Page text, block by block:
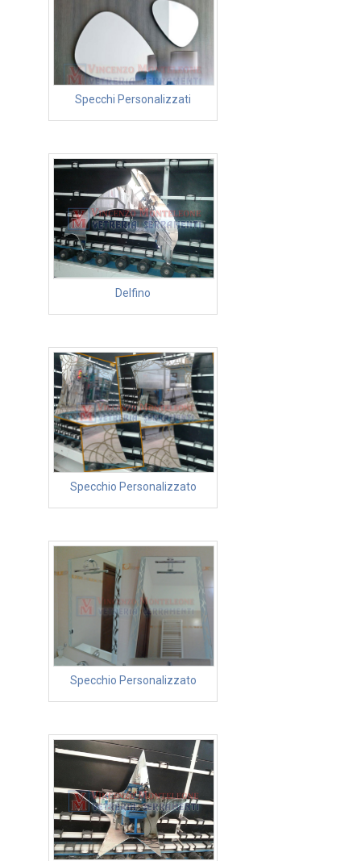
Specchi Personalizzati
Delfino
Specchio Personalizzato
Specchio Personalizzato